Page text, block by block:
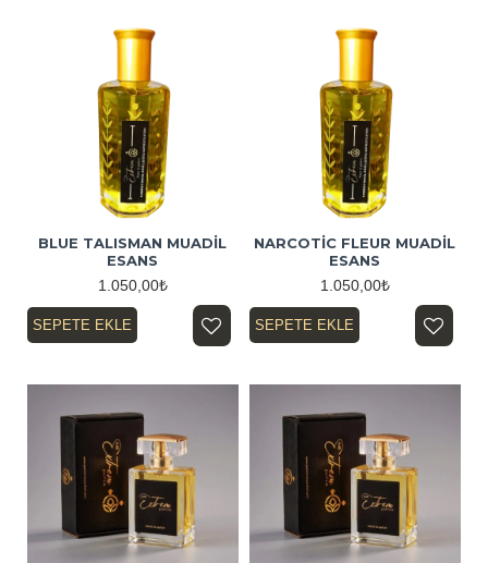
BLUE TALISMAN MUADİL
ESANS
1.050,00₺
SEPETE EKLE
NARCOTİC FLEUR MUADİL
ESANS
1.050,00₺
SEPETE EKLE